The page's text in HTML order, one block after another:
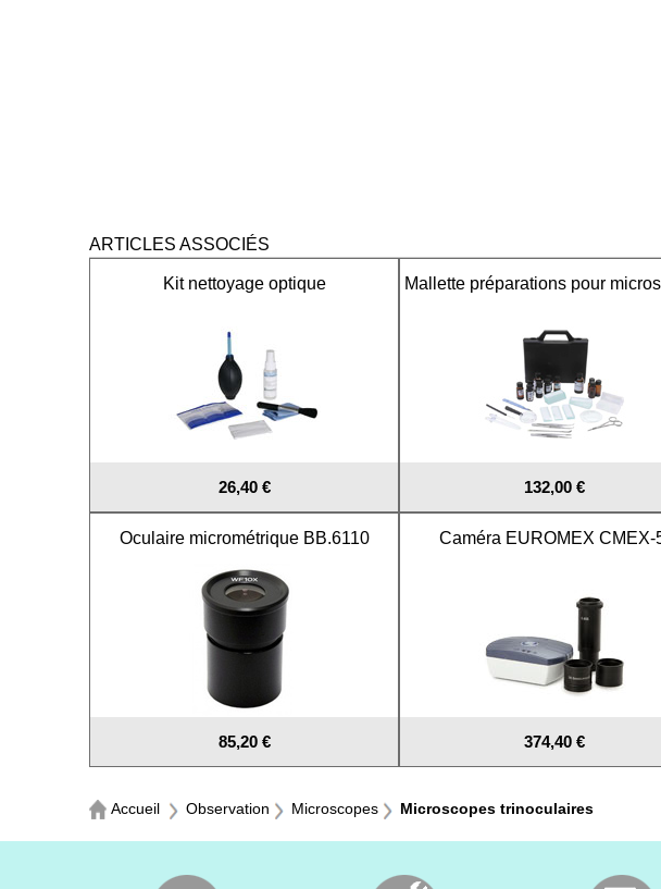
ARTICLES ASSOCIÉS
Kit nettoyage optique
26,40 €
Mallette préparations pour
132,00 €
Oculaire micrométrique BB.6110
85,20 €
Caméra EUROMEX CMEX-
374,40 €
Accueil Observation Microscopes Microscopes trinoculaires